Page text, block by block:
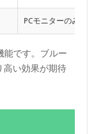
PCモニターのみ
能です。ブルー
高い効果が期待